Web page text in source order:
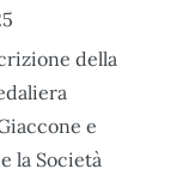
della
e
la Società